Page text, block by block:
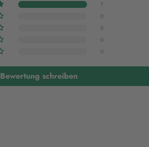
7
0
0
0
0
Bewertung schreiben